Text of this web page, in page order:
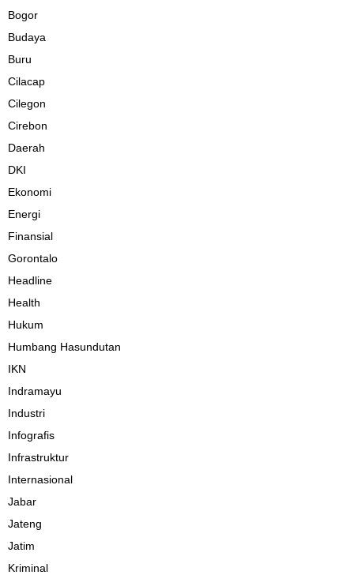
Bogor
Budaya
Buru
Cilacap
Cilegon
Cirebon
Daerah
DKI
Ekonomi
Energi
Finansial
Gorontalo
Headline
Health
Hukum
Humbang Hasundutan
IKN
Indramayu
Industri
Infografis
Infrastruktur
Internasional
Jabar
Jateng
Jatim
Kriminal